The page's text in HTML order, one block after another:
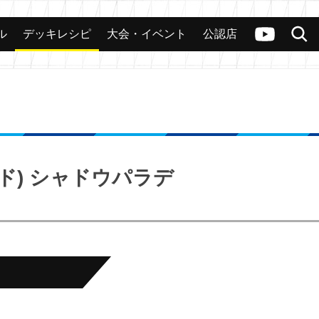
ヴァンガードch
検索
カード 大会 公認店舗 その他
デッキレシピ 大会・イベント 公認店
) シャドウパラデ